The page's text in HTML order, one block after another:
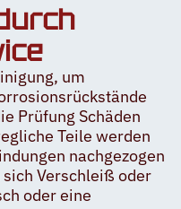
um
Prüfung Schäden
Teile werden
nachgezogen
sich Verschleiß oder
oder eine